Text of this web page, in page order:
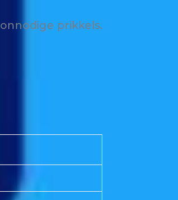
prikkels.